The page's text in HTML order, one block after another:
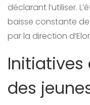
déclarant l’utiliser.
baisse constante
par la direction
Initiatives
des